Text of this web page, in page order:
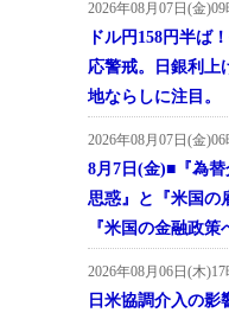
2026年08月07日(金
ドル円158円半ば
応警戒。日銀利上
地ならしに注目。
2026年08月07日(金
8月7日(金)■『為
思惑』と『米国の
『米国の金融政
2026年08月06日(木
日米協調介入の影